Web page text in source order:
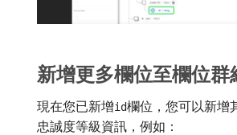
新增更多欄位至欄位群
現在您已新增id欄位，您可以新增
忠誠度等級資訊，例如：